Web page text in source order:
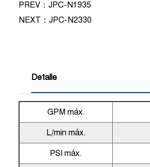
PREV：JPC-N1935
NEXT：JPC-N2330
Detalle
GPM máx.
L/min máx.
PSI máx.